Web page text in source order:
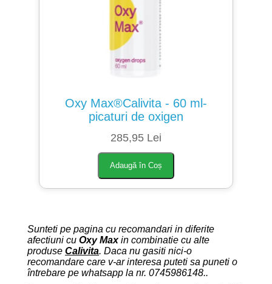
Oxy Max®️Calivita - 60 ml-
picaturi de oxigen
285,95 Lei
Adaugă în Coș
Sunteti pe pagina cu recomandari in diferite
afectiuni cu Oxy Maxin combinatie cu alte
produse Calivita. Daca nu gasiti nici-o
recomandare care v-ar interesa puteti sa puneti o
întrebare pe whatsapp la nr. 0745986148..